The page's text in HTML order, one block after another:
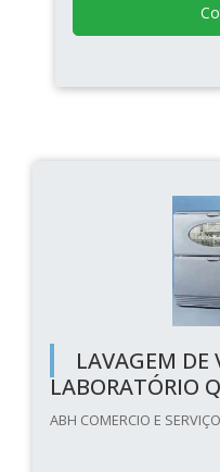
LAVAGEM DE
LABORATÓRIO
ABH COMERCIO E